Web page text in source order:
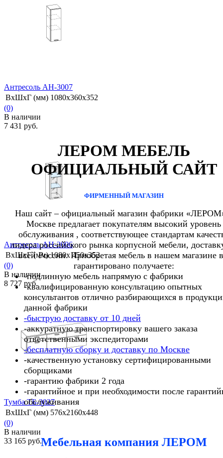
сравнить
Антресоль АН-3007
ВхШхГ (мм) 1080x360x352
(0)
В наличии
7 431 руб.
избранное сравнить
Антресоль АН-3006
ВхШхГ (мм) 1080x 450x352
(0)
В наличии
8 727 руб.
Тумба ТБ-3027
ВхШхГ (мм) 576x2160x448
(0)
В наличии
33 165 руб.
ЛЕРОМ МЕБЕЛЬ
ОФИЦИАЛЬНЫЙ САЙТ
ФИРМЕННЫЙ МАГАЗИН
Наш сайт – официальный магазин фабрики
Москве предлагает покупателям высокий уровень
обслуживания , соответствующее стандартам
лидера российского рынка корпусной мебели,
всей России. Приобретая мебель в нашем магазине
гарантировано получаете:
-подлинную мебель напрямую с фабрики
-квалифицированную консультацию опытных
консультантов отлично разбирающихся в
данной фабрики
-быструю доставку от 10 дней
-аккуратную транспортировку вашего заказа
ответственными экспедиторами
-бесплатную сборку и доставку по Москве
-качественную установку сертифицированными
сборщиками
-гарантию фабрики 2 года
-гарантийное и при необходимости после
обслуживания
Мебельная компания ЛЕРОМ